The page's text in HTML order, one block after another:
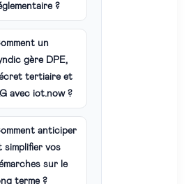
?
un
gère DPE,
tertiaire et
avec iot.now ?
anticiper
simplifier vos
sur le
terme ?